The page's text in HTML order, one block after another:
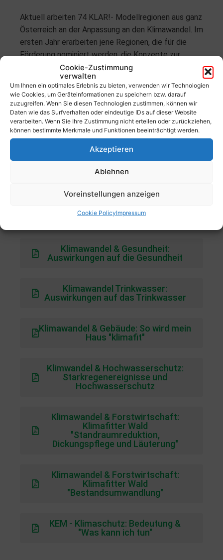
Cookie-Zustimmung
verwalten
Um Ihnen ein optimales Erlebnis zu bieten, verwenden wir Technologien
wie Cookies, um Geräteinformationen zu speichern bzw. darauf
zuzugreifen. Wenn Sie diesen Technologien zustimmen, können wir
Daten wie das Surfverhalten oder eindeutige IDs auf dieser Website
verarbeiten. Wenn Sie Ihre Zustimmung nicht erteilen oder zurückziehen,
können bestimmte Merkmale und Funktionen beeinträchtigt werden.
Akzeptieren
Ablehnen
Voreinstellungen anzeigen
Cookie PolicyImpressum
Aktuell arbeiten 74 KLAR!- Modellregionen aus ganz
Österreich an der Anpassung an den Klimawandel. Im
ersten Jahr erarbeiten jene Regionen, die für die
Förderung nominiert werden, die Konzepte zur
Klimawandelanpassung für ihre Gemeinden und
Regionen. In den darauffolgenden zwei Jahren
erhalten Regionen Unterstützung bei der
Umsetzung der konkreten Anpassungsmaßnahmen
ihrer Konzepte. Im Zuge der Weiterführungsphase
werden die Wirksamkeit der umgesetzten
Maßnahmen erhoben sowie weitere Maßnahmen
entwickelt und umgesetzt.
Informationen & Anregungen zum
Klimawandel & Gesundheit:
Auswirkungen auf die Gesundheit
Klimawandel Trinkwasser:
Auswirkungen auf das Trinkwasser
Klimawandel & Gebäude: So wird mein
Haus "klimafit"
Klimwandel & Hochwasserschutz:
Starkregenereignisse und
Hochwasserschutz
Klimawandel & Forstwirtschaft:
Klimafitter Wald
"Standraumreduktion,
Dickungspflege und Läuterung"
Klimawandel & Forstwirtschaft:
Klimafitter Wald
"Bestandsumwandlung"
KEM - Klimaschutz: Bedeutung &
"Was kann ich tun"